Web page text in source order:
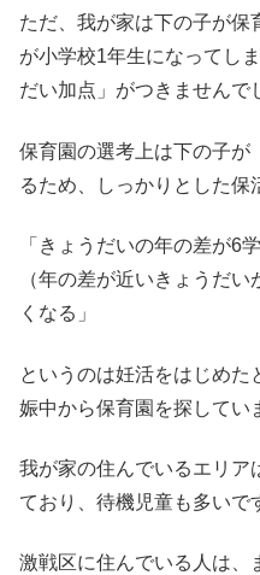
ただ、我が家は下の子が保
が小学校1年生になってし
だい加点」がつきませんで
保育園の選考上は下の子が
るため、しっかりとした保
「きょうだいの年の差が6
（年の差が近いきょうだ
くなる」
というのは妊活をはじめ
娠中から保育園を探してい
我が家の住んでいるエリア
ており、待機児童も多いで
激戦区に住んでいる人は、